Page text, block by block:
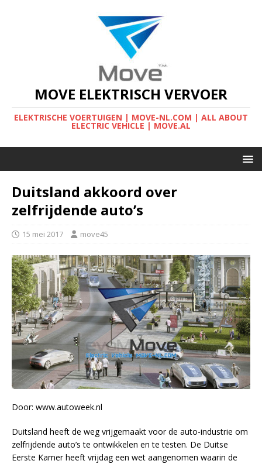
MOVE ELEKTRISCH VERVOER
ELEKTRISCHE VOERTUIGEN | MOVE-NL.COM | ALL ABOUT
ELECTRIC VEHICLE | MOVE.AL
Duitsland akkoord over
zelfrijdende auto’s
15 mei 2017 move45
Door: www.autoweek.nl
Duitsland heeft de weg vrijgemaakt voor de auto-industrie om
zelfrijdende auto’s te ontwikkelen en te testen. De Duitse
Eerste Kamer heeft vrijdag een wet aangenomen waarin de